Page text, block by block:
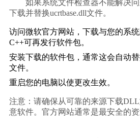
下载并替换ucrtbase.dll文件。
访问微软官方网站，下载与您的系
C++可再发行软件包。
安装下载的软件包，通常这会自动
文件。
重启您的电脑以使更改生效。
注意：请确保从可靠的来源下载
意软件。官方网站通常是最安全的资